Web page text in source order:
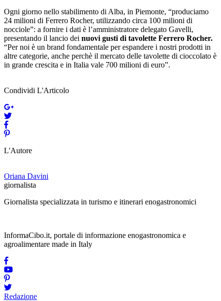
Ogni giorno nello stabilimento di Alba, in Piemonte, “produciamo
24 milioni di Ferrero Rocher, utilizzando circa 100 milioni di
nocciole”: a fornire i dati è l’amministratore delegato Gavelli,
presentando il lancio dei nuovi gusti di tavolette Ferrero Rocher.
“Per noi è un brand fondamentale per espandere i nostri prodotti in
altre categorie, anche perchè il mercato delle tavolette di cioccolato è
in grande crescita e in Italia vale 700 milioni di euro”.
Condividi L'Articolo
L'Autore
Oriana Davini
giornalista
Giornalista specializzata in turismo e itinerari enogastronomici
InformaCibo.it, portale di informazione enogastronomica e
agroalimentare made in Italy
Redazione